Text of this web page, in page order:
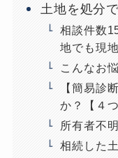
土地を処分
相談件数
地でも現
こんなお
【簡易診
か？【４
所有者不
相続した